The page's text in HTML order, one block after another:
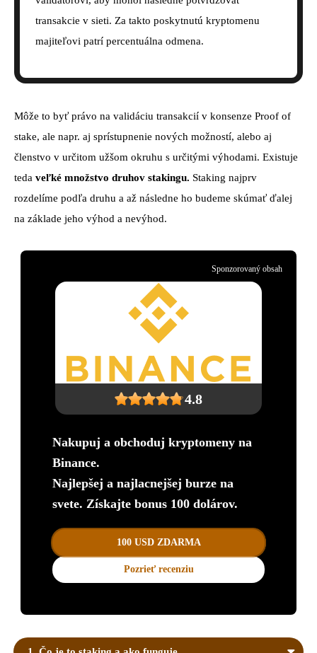
transakcie v sieti. Za takto poskytnutú kryptomenu
majiteľovi patrí percentuálna odmena.
Môže to byť právo na validáciu transakcií v konsenze Proof of
stake, ale napr. aj sprístupnenie nových možností, alebo aj
členstvo v určitom užšom okruhu s určitými výhodami. Existuje
teda veľké množstvo druhov stakingu. Staking najprv
rozdelíme podľa druhu a až následne ho budeme skúmať ďalej
na základe jeho výhod a nevýhod.
4.8
Nakupuj a obchoduj kryptomeny na
Binance.
Najlepšej a najlacnejšej burze na
svete. Získajte bonus 100 dolárov.
100 USD ZDARMA
Pozrieť recenziu
Sponzorovaný obsah